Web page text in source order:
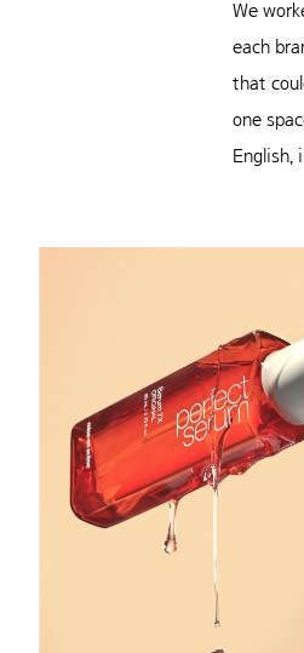
We
each
that
one
English,